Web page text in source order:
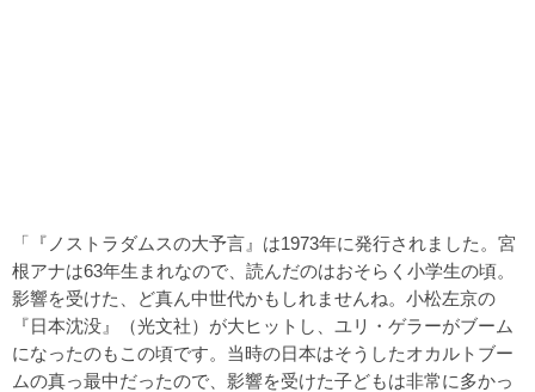
「『ノストラダムスの大予言』は1973年に発行されました。宮
根アナは63年生まれなので、読んだのはおそらく小学生の頃。
影響を受けた、ど真ん中世代かもしれませんね。小松左京の
『日本沈没』（光文社）が大ヒットし、ユリ・ゲラーがブーム
になったのもこの頃です。当時の日本はそうしたオカルトブー
ムの真っ最中だったので、影響を受けた子どもは非常に多かっ